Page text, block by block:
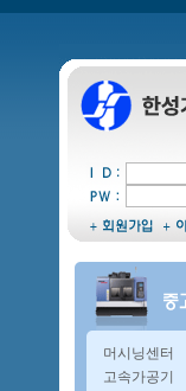
머시닝센터
고속가공기